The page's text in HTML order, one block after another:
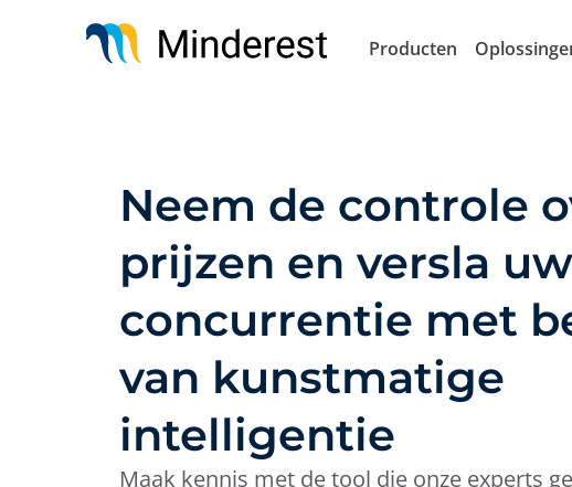
Producten
Neem de controle
prijzen en versla uw
concurrentie met
van kunstmatige
intelligentie
Maak kennis met de tool die onze experts